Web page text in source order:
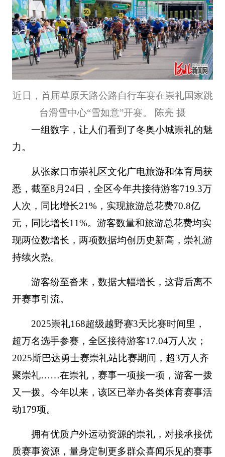
近日，首届草原天路公路自行车赛在崇礼国家跳
台滑雪中心“雪如意”开赛。 陈亮 摄
一组数字，让人们看到了冬奥小城崇礼的魅
力。
从张家口市崇礼区文化广电旅游和体育局获
悉，截至8月24日，全区今年共接待游客719.3万
人次，同比增长21%，实现旅游总花费70.8亿
元，同比增长11%。游客数量和旅游总花费均实
现两位数增长，两项数据均创历史新高，崇礼游
持续火热。
游客纷至沓来，数据大幅增长，这背后离不
开赛事引流。
2025崇礼168超级越野赛3天比赛时间里，
超万名选手参赛，全区接待游客17.04万人次；
2025斯巴达勇士赛崇礼站比赛期间，超3万人齐
聚崇礼……在崇礼，赛事一项接一项，游客一拨
又一拨。今年以来，该区已举办各类体育赛事活
动179项。
拥有优质户外运动资源的崇礼，对接承接优
质赛事资源，量身定制更多群众喜闻乐见的赛事